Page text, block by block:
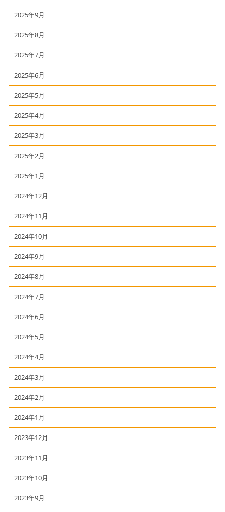
2025年9月
2025年8月
2025年7月
2025年6月
2025年5月
2025年4月
2025年3月
2025年2月
2025年1月
2024年12月
2024年11月
2024年10月
2024年9月
2024年8月
2024年7月
2024年6月
2024年5月
2024年4月
2024年3月
2024年2月
2024年1月
2023年12月
2023年11月
2023年10月
2023年9月